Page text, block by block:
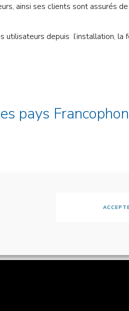
ainsi ses clients sont assurés
depuis l’installation,
pays